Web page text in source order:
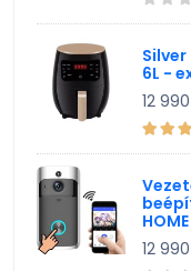
6L -
12
HOME
12